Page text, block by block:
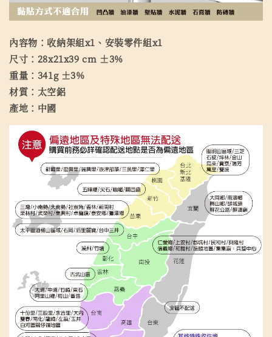
內容物：收納架組x1、安裝零件組x1
尺寸：28x21x39 cm ±3%
重量：341g ±3%
材質：太空鋁
產地：中國